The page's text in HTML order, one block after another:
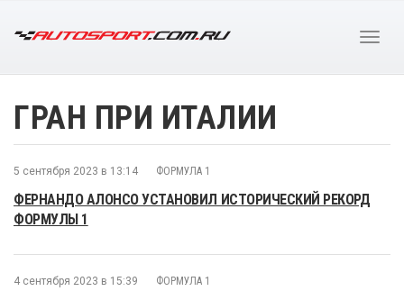
ГРАН ПРИ ИТАЛИИ
5 сентября 2023 в 13:14 ФОРМУЛА 1
ФЕРНАНДО АЛОНСО УСТАНОВИЛ ИСТОРИЧЕСКИЙ РЕКОРД
ФОРМУЛЫ 1
4 сентября 2023 в 15:39 ФОРМУЛА 1